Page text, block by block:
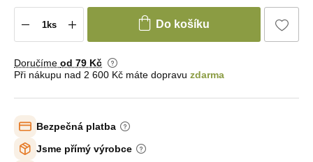
Do košíku
Doručíme od 79 Kč
Při nákupu nad 2 600 Kč máte dopravu zdarma
Bezpečná platba
Jsme přímý výrobce